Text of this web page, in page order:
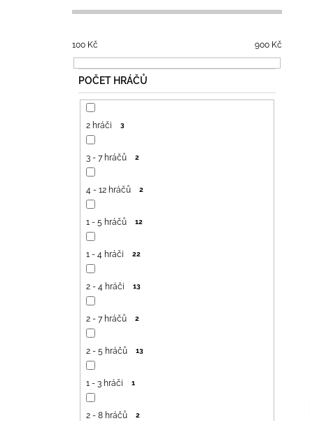
100 Kč 900 Kč
POČET HRÁČŮ
2 hráči 3
3 - 7 hráčů 2
4 - 12 hráčů 2
1 - 5 hráčů 12
1 - 4 hráči 22
2 - 4 hráči 13
2 - 7 hráčů 2
2 - 5 hráčů 13
1 - 3 hráči 1
2 - 8 hráčů 2
400 Kč